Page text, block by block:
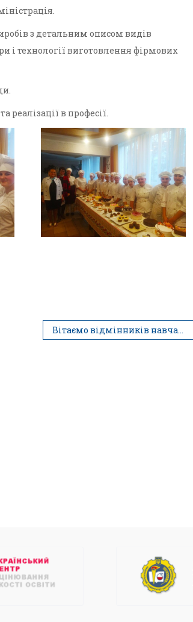
з детальним описом видів
і технології виготовлення фірмових
в професії.
Вітаємо відмінників навчання!